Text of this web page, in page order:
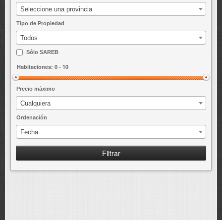
EXCLUSIVAS
SAREB
NOTICIAS
ENLACES
Seleccione una provincia
Tipo de Propiedad
Todos
Sólo SAREB
Precio máximo
Cualquiera
Ordenación
Fecha
Filtrar